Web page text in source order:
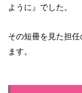
ように』でした。
その短冊を見た担
ます。